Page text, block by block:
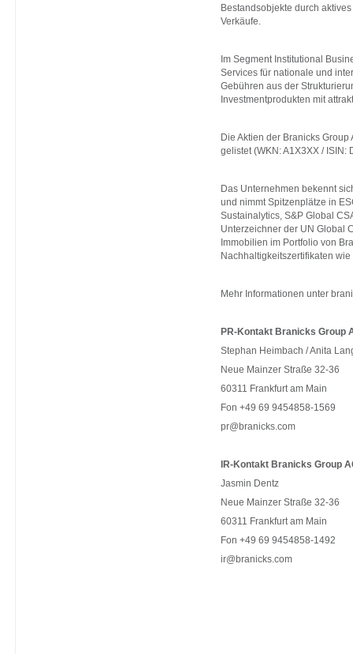
Bestandsobjekte durch
Verkäufe.
Im Segment Institutional
Services für nationale und
Gebühren aus der
Investmentprodukten mit
Die Aktien der Branicks
gelistet (WKN: A1X3XX / ISIN:
Das Unternehmen bekennt
und nimmt Spitzenplätze in
Sustainalytics, S&P Global
Unterzeichner der UN Global
Immobilien im Portfolio von
Nachhaltigkeitszertifikaten
Mehr Informationen unter
PR-Kontakt Branicks Group
Stephan Heimbach / Anita
Neue Mainzer Straße 32-36
60311 Frankfurt am Main
Fon +49 69 9454858-1569
pr@branicks.com
IR-Kontakt Branicks Group
Jasmin Dentz
Neue Mainzer Straße 32-36
60311 Frankfurt am Main
Fon +49 69 9454858-1492
ir@branicks.com